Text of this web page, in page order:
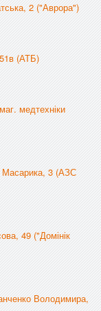
2 ("Аврора")
(АТБ)
медтехніки
3 (АЗС
49 ("Домінік
Володимира,